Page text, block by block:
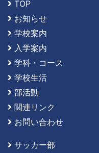
TOP
お知らせ
学校案内
入学案内
学科・コース
学校生活
部活動
関連リンク
お問い合わせ
サッカー部